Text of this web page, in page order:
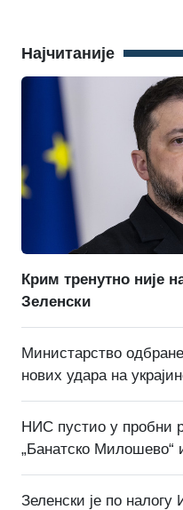
Најчитаније
Крим тренутно није
Зеленски
Министарство
нових удара на
НИС пустио у пробни
„Банатско Милошево“
Зеленски је по